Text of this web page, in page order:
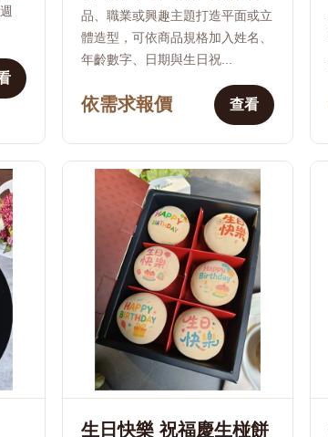
品、職業或興趣主題打造平面或立
體造型，可依商品規格加入姓名、
年齡數字、日期與生日祝...
依需求報價 查看
生日快樂 祝福慶生椪餅